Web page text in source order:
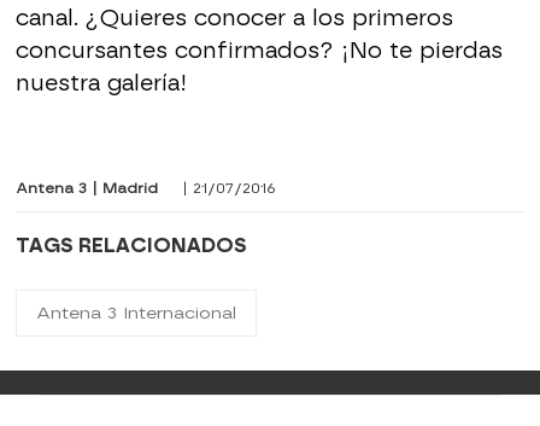
canal. ¿Quieres conocer a los primeros
concursantes confirmados? ¡No te pierdas
nuestra galería!
Antena 3 | Madrid | 21/07/2016
TAGS RELACIONADOS
Antena 3 Internacional